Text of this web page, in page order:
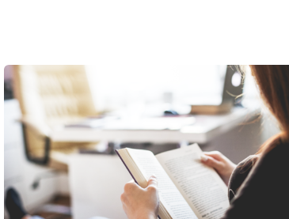
Nyomtatási szótár avagy Fogalmak, amelyek
a nyomtatásnál elkerülhetetlenek
A nyomdaipar nagyon változatos, és sok szót foglal
magában, akár officiális vafy szlanges, amelyek a
nyomtatási világra jellemzőek. Nem csak a nyomtatási
eszközöket és alkotóelemeiket magyarázzák meg,
hanem a különböző nyomtatási vagy funkcionális
Teljes cikk »